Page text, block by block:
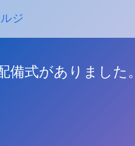
ジ
式がありました。